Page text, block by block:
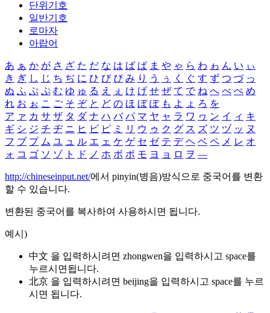
단위기호
일반기호
로마자
아랍어
あ ぁ か が さ ざ た だ な は ば ぱ ま や ゃ ら わ ゎ ん い ぃ
き ぎ し じ ち ぢ に ひ び ぴ み り う ぅ く ぐ す ず つ づ っ
ぬ ふ ぶ ぷ む ゆ ゅ る え ぇ け げ せ ぜ て で ね へ べ ぺ め
れ お ぉ こ ご そ ぞ と ど の ほ ぼ ぽ も よ ょ ろ を
ア ァ カ サ ザ タ ダ ナ ハ バ パ マ ヤ ャ ラ ワ ヮ ン イ ィ キ
ギ シ ジ チ ヂ ニ ヒ ビ ピ ミ リ ウ ゥ ク グ ス ズ ツ ヅ ッ ヌ
フ ブ プ ム ユ ュ ル エ ェ ケ ゲ セ ゼ テ デ ヘ ベ ペ メ レ オ
ォ コ ゴ ソ ゾ ト ド ノ ホ ボ ポ モ ヨ ョ ロ ヲ ―
http://chineseinput.net/에서 pinyin(병음)방식으로 중국어를 변환
할 수 있습니다.
변환된 중국어를 복사하여 사용하시면 됩니다.
예시)
中文 을 입력하시려면 zhongwen을 입력하시고 space를
누르시면됩니다.
北京 을 입력하시려면 beijing을 입력하시고 space를 누르
시면 됩니다.